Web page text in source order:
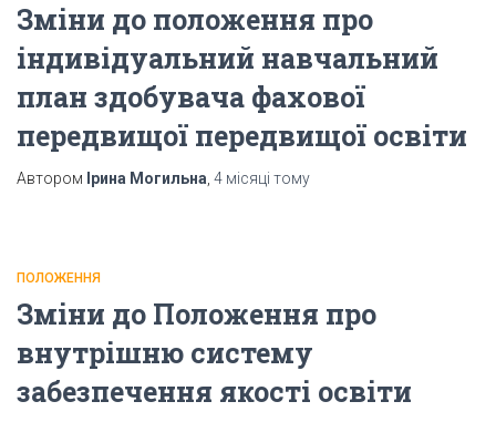
Зміни до положення про
індивідуальний навчальний
план здобувача фахової
передвищої передвищої освіти
Автором Ірина Могильна, 4 місяці тому
ПОЛОЖЕННЯ
Зміни до Положення про
внутрішню систему
забезпечення якості освіти